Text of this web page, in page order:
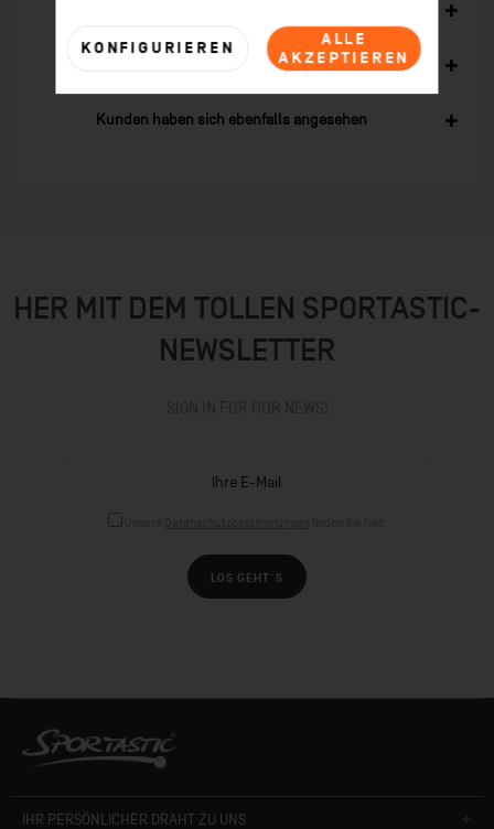
Kunden kauften auch
Kunden haben sich ebenfalls angesehen
HER MIT DEM TOLLEN SPORTASTIC-
NEWSLETTER
LOS GEHT´S
IHR PERSÖNLICHER DRAHT ZU UNS
ALLE
AKZEPTIEREN
KONFIGURIEREN